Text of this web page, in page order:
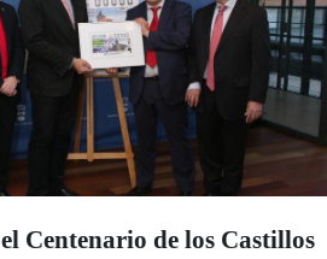
Centenario de los Castillos